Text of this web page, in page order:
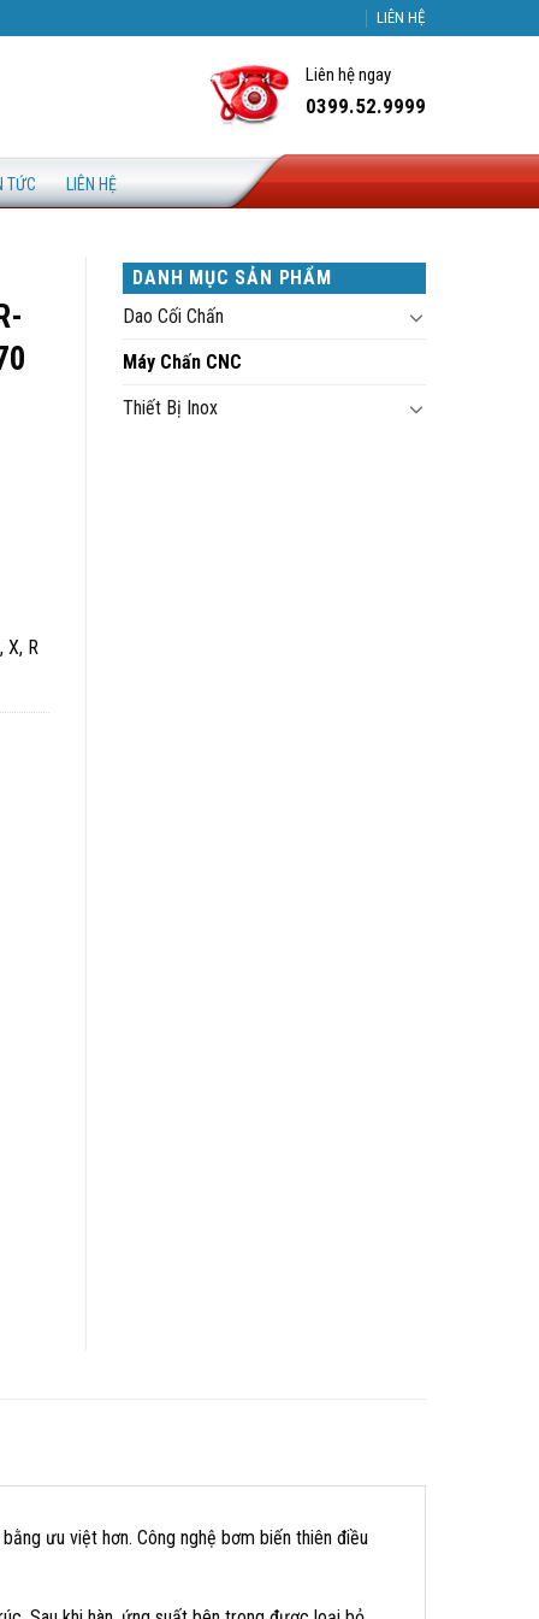
LIÊN HỆ
Liên hệ ngay
0399.52.9999
TỨC LIÊN HỆ
X, R
DANH MỤC SẢN PHẨM
Dao Cối Chấn
Máy Chấn CNC
Thiết Bị Inox
ưu việt hơn. Công nghệ bơm biến thiên điều